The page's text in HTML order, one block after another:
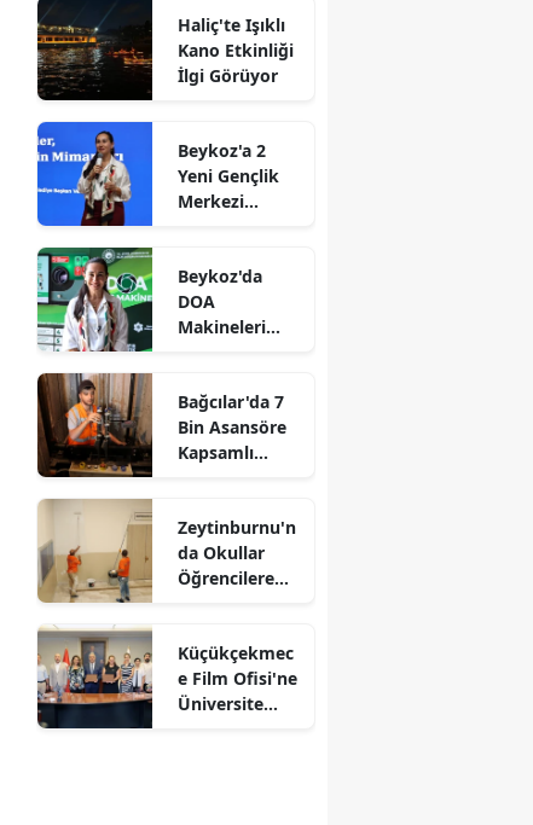
Haliç'te Işıklı
Kano Etkinliği
İlgi Görüyor
Beykoz'a 2
Yeni Gençlik
Merkezi
Beykoz'da
DOA
Makineleri
Bağcılar'da 7
Bin Asansöre
Kapsamlı
Zeytinburnu'n
da Okullar
Öğrencilere
Küçükçekmec
e Film Ofisi'ne
Üniversite